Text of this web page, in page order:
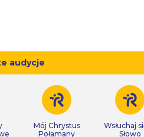
audycje
Mój Chrystus
Połamany
Wsłuchaj
Słowo